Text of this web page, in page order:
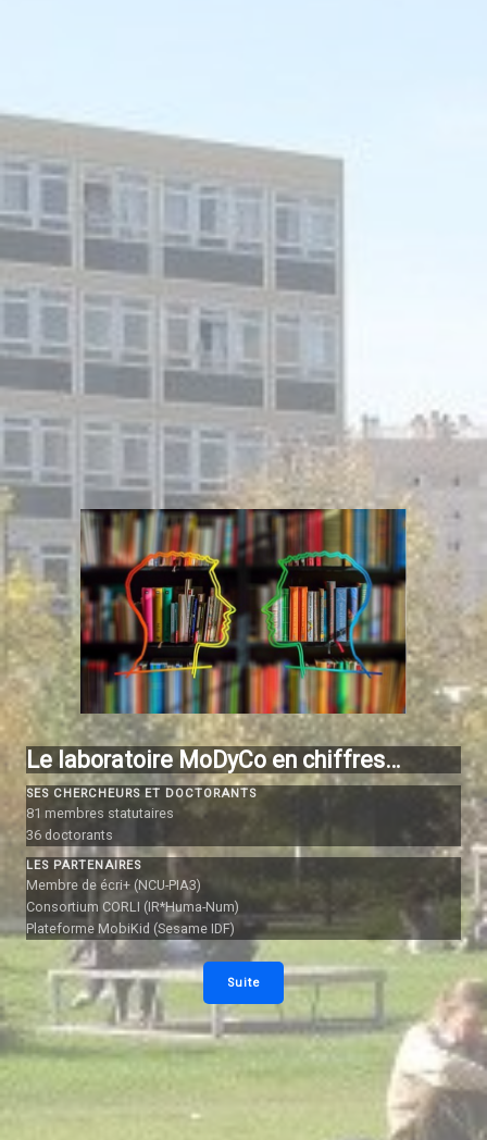
Le laboratoire MoDyCo en chiffres…
SES CHERCHEURS ET DOCTORANTS
81 membres statutaires
36 doctorants
LES PARTENAIRES
Membre de écri+ (NCU-PIA3)
Consortium CORLI (IR*Huma-Num)
Plateforme MobiKid (Sesame IDF)
Suite